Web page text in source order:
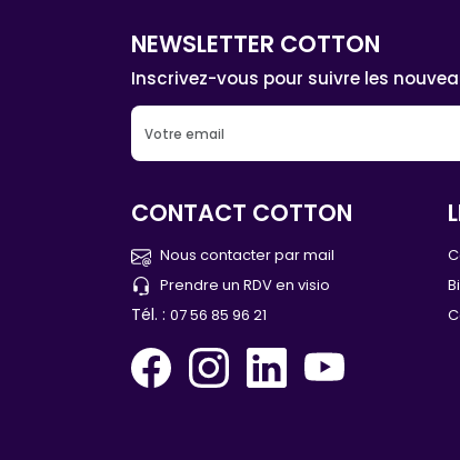
NEWSLETTER COTTON
Inscrivez-vous pour suivre les
CONTACT COTTON
Nous contacter par mail
Prendre un RDV en visio
Tél. : 07 56 85 96 21